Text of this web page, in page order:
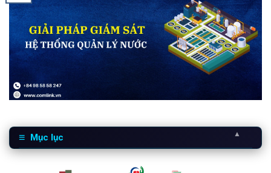
Mục lục ▲
Giám sát hệ thống quản lý nước là gì